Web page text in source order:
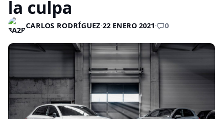
la culpa
CARLOS RODRÍGUEZ·22 ENERO 2021· 0